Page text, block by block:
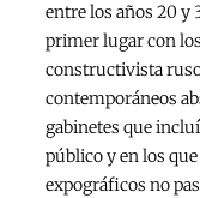
entre los años 20 y
primer lugar con
constructivista
contemporáneos
gabinetes que
público y en los
expográficos no